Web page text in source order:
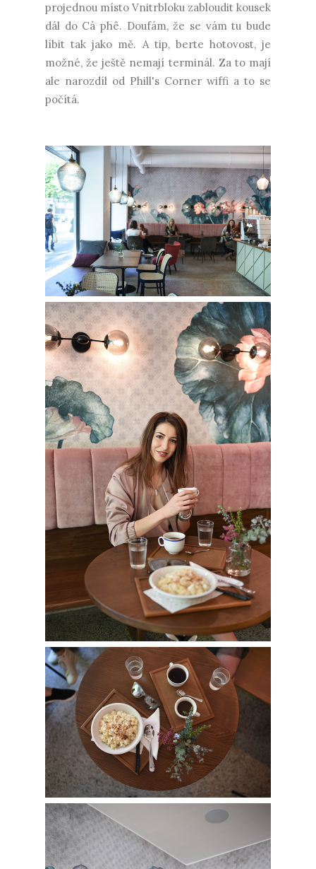
projednou místo Vnitrbloku zabloudit kousek
dál do Cà phê. Doufám, že se vám tu bude
líbit tak jako mě. A tip, berte hotovost, je
možné, že ještě nemají terminál. Za to mají
ale narozdíl od Phill's Corner wiffi a to se
počítá.